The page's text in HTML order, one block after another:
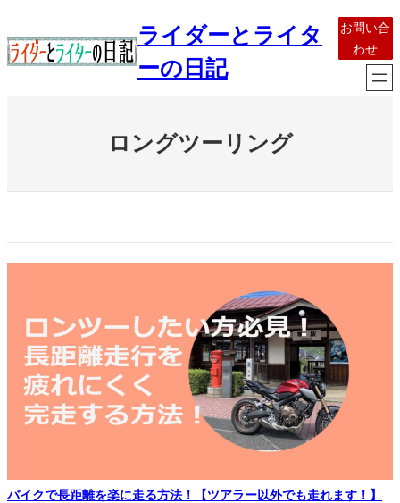
容
を
ライダーとライタ
ーの日記
お問い合
わせ
ロングツーリング
バイクで長距離を楽に走る方法！【ツアラー以外でも走れます！】